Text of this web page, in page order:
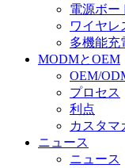
電源ボー
ワイヤレ
多機能充
MODMとOEM
OEM/
プロセス
利点
カスタマ
ニュース
ニュース